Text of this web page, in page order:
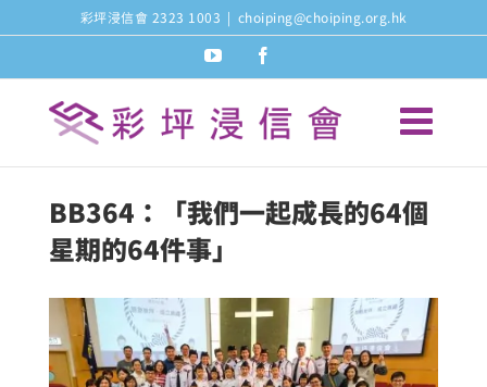
to
content
彩坪浸信會 2323 1003 | choiping@choiping.org.hk
youtube
BB364：「我們一起成長的64個
星期的64件事」
View
Larger
Image